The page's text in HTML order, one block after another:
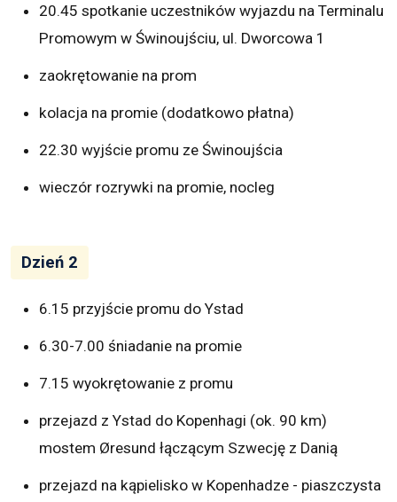
20.45 spotkanie uczestników wyjazdu na Terminalu
Promowym w Świnoujściu, ul. Dworcowa 1
zaokrętowanie na prom
kolacja na promie (dodatkowo płatna)
22.30 wyjście promu ze Świnoujścia
wieczór rozrywki na promie, nocleg
Dzień 2
6.15 przyjście promu do Ystad
6.30-7.00 śniadanie na promie
7.15 wyokrętowanie z promu
przejazd z Ystad do Kopenhagi (ok. 90 km)
mostem Øresund łączącym Szwecję z Danią
przejazd na kąpielisko w Kopenhadze - piaszczysta